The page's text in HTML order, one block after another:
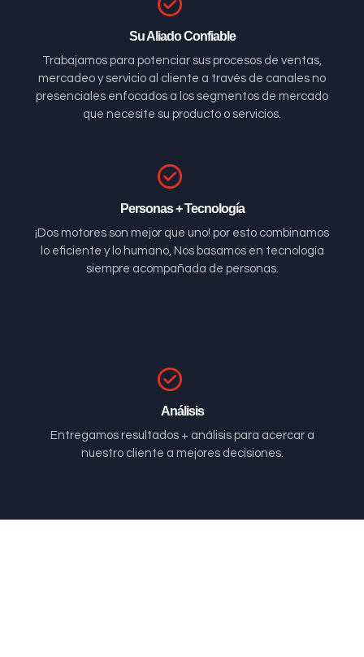
Su Aliado Confiable
Trabajamos para potenciar sus procesos de ventas,
mercadeo y servicio al cliente a través de canales no
presenciales enfocados a los segmentos de mercado
que necesite su producto o servicios.
Personas + Tecnología
¡Dos motores son mejor que uno! por esto combinamos
lo eficiente y lo humano, Nos basamos en tecnología
siempre acompañada de personas.
Análisis
Entregamos resultados + análisis para acercar a
nuestro cliente a mejores decisiones.